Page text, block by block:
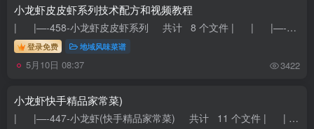
小龙虾皮皮虾系列技术配方和视频教程
| |—-458-小龙虾皮皮虾系列 共计 8 个文件 | | |—-盐焗小龙虾 共计 1 个文件 | | | |—-盐...
登录免费 地域风味菜谱
5月10日 08:37 3422
小龙虾快手精品家常菜)
| |—-447-小龙虾(快手精品家常菜) 共计 11 个文件 | | |—-mmexport1586620433108.jpg 大小 0.13M | | ...